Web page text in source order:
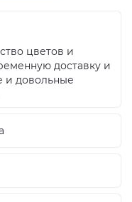
цветов и
доставку и
и довольные